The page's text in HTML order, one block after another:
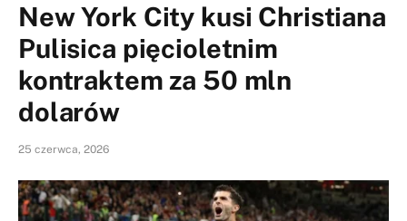
New York City kusi Christiana
Pulisica pięcioletnim
kontraktem za 50 mln
dolarów
25 czerwca, 2026